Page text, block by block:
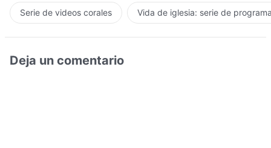
Serie de videos corales Vida de iglesia: serie de
Deja un comentario